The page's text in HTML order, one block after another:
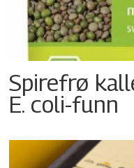
Spirefrø
E. coli-funn